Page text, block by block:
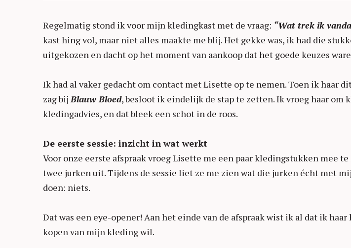
Regelmatig stond ik voor mijn kledingkast met de vraag: “Wat trek ik
kast hing vol, maar niet alles maakte me blij. Het gekke was, ik had die
uitgekozen en dacht op het moment van aankoop dat het goede keuzes
Ik had al vaker gedacht om contact met Lisette op te nemen. Toen ik haar
zag bijBlauw Bloed, besloot ik eindelijk de stap te zetten. Ik vroeg haar om
kledingadvies, en dat bleek een schot in de roos.
De eerste sessie: inzicht in wat werkt
Voor onze eerste afspraak vroeg Lisette me een paar kledingstukken mee te
twee jurken uit. Tijdens de sessie liet ze me zien wat die jurken écht met
doen: niets.
Dat was een eye-opener! Aan het einde van de afspraak wist ik al dat ik
kopen van mijn kleding wil.